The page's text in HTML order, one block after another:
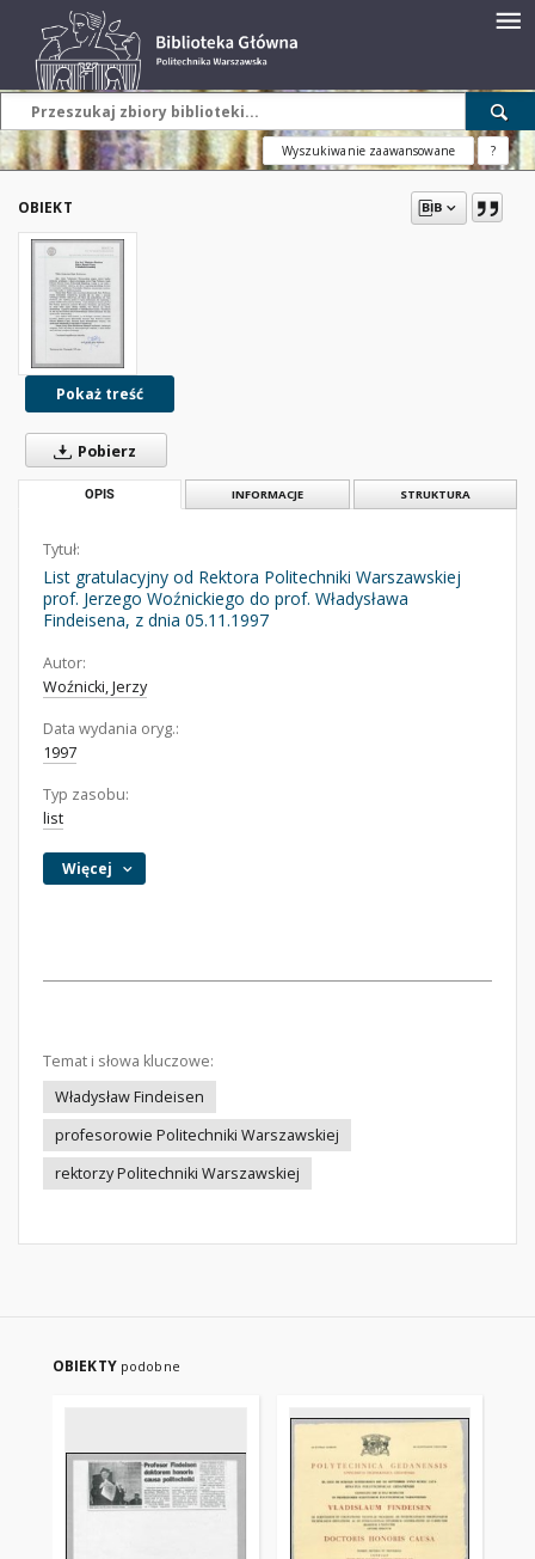
Wyszukiwanie zaawansowane ?
OBIEKT
Pokaż treść
Pobierz
OPIS INFORMACJE STRUKTURA
Tytuł:
List gratulacyjny od Rektora Politechniki Warszawskiej
prof. Jerzego Woźnickiego do prof. Władysława
Findeisena, z dnia 05.11.1997
Autor:
Woźnicki, Jerzy
Data wydania oryg.:
1997
Typ zasobu:
list
Więcej
Temat i słowa kluczowe:
Władysław Findeisen
profesorowie Politechniki Warszawskiej
rektorzy Politechniki Warszawskiej
OBIEKTY podobne